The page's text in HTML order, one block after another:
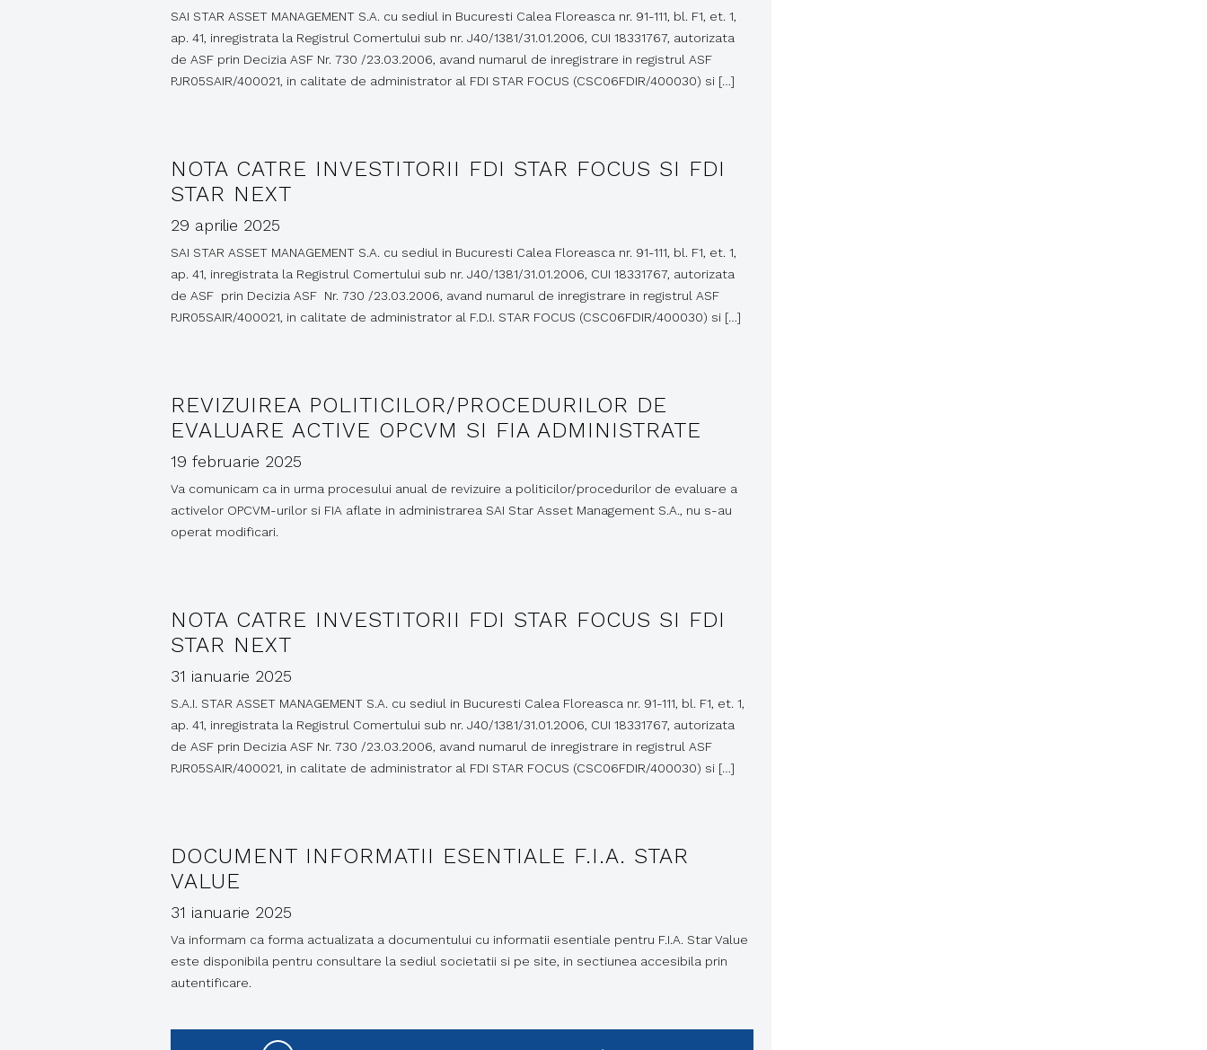
SAI STAR ASSET MANAGEMENT S.A. cu sediul in Bucuresti Calea Floreasca nr. 91-111, bl. F1, et. 1,
ap. 41, inregistrata la Registrul Comertului sub nr. J40/1381/31.01.2006, CUI 18331767, autorizata
de ASF prin Decizia ASF Nr. 730 /23.03.2006, avand numarul de inregistrare in registrul ASF
PJR05SAIR/400021, in calitate de administrator al FDI STAR FOCUS (CSC06FDIR/400030) si […]
NOTA CATRE INVESTITORII FDI STAR FOCUS SI FDI
STAR NEXT
29 aprilie 2025
SAI STAR ASSET MANAGEMENT S.A. cu sediul in Bucuresti Calea Floreasca nr. 91-111, bl. F1, et. 1,
ap. 41, inregistrata la Registrul Comertului sub nr. J40/1381/31.01.2006, CUI 18331767, autorizata
de ASF prin Decizia ASF Nr. 730 /23.03.2006, avand numarul de inregistrare in registrul ASF
PJR05SAIR/400021, in calitate de administrator al F.D.I. STAR FOCUS (CSC06FDIR/400030) si […]
REVIZUIREA POLITICILOR/PROCEDURILOR DE
EVALUARE ACTIVE OPCVM SI FIA ADMINISTRATE
19 februarie 2025
Va comunicam ca in urma procesului anual de revizuire a politicilor/procedurilor de evaluare a
activelor OPCVM-urilor si FIA aflate in administrarea SAI Star Asset Management S.A., nu s-au
operat modificari.
NOTA CATRE INVESTITORII FDI STAR FOCUS SI FDI
STAR NEXT
31 ianuarie 2025
S.A.I. STAR ASSET MANAGEMENT S.A. cu sediul in Bucuresti Calea Floreasca nr. 91-111, bl. F1, et. 1,
ap. 41, inregistrata la Registrul Comertului sub nr. J40/1381/31.01.2006, CUI 18331767, autorizata
de ASF prin Decizia ASF Nr. 730 /23.03.2006, avand numarul de inregistrare in registrul ASF
PJR05SAIR/400021, in calitate de administrator al FDI STAR FOCUS (CSC06FDIR/400030) si […]
DOCUMENT INFORMATII ESENTIALE F.I.A. STAR
VALUE
31 ianuarie 2025
Va informam ca forma actualizata a documentului cu informatii esentiale pentru F.I.A. Star Value
este disponibila pentru consultare la sediul societatii si pe site, in sectiunea accesibila prin
autentificare.